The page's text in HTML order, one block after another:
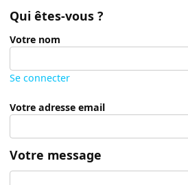
Qui êtes-vous ?
Votre nom
Se connecter
Votre adresse email
Votre message